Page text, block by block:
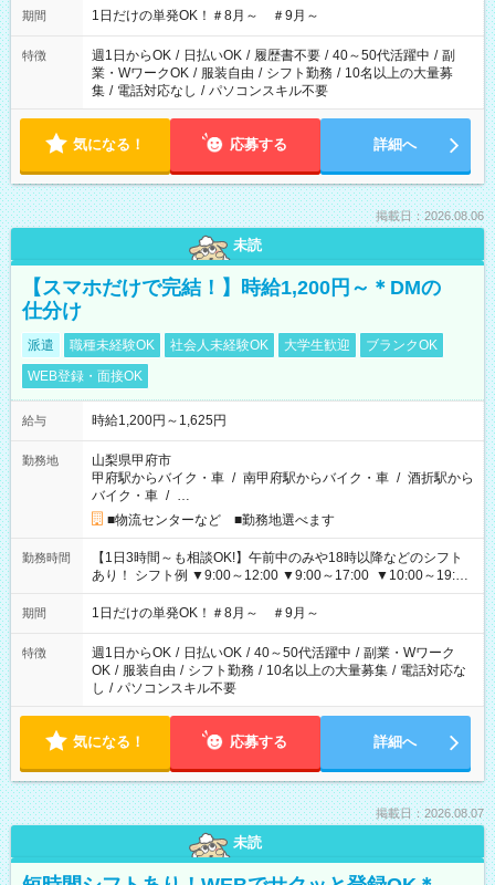
期間 1日だけの単発OK！＃8月～ ＃9月～
特徴 週1日からOK / 日払いOK / 履歴書不要 / 40～50代活躍中 / 副
業・WワークOK / 服装自由 / シフト勤務 / 10名以上の大量募
集 / 電話対応なし / パソコンスキル不要
気になる！ 応募する 詳細へ
掲載日：2026.08.06
未読
【スマホだけで完結！】時給1,200円～＊DMの
仕分け
派遣 職種未経験OK 社会人未経験OK 大学生歓迎
ブランクOK
WEB登録・面接OK
給与 時給1,200円～1,625円
勤務地
山梨県甲府市
甲府駅からバイク・車 / 南甲府駅からバイク・車 / 酒折駅から
バイク・車 / …
■物流センターなど ■勤務地選べます
勤務時間
【1日3時間～も相談OK!】午前中のみや18時以降などのシフト
あり！ シフト例 ▼9:00～12:00 ▼9:00～17:00 ▼10:00～19:00
▼18:00～21:00
期間 1日だけの単発OK！＃8月～ ＃9月～
特徴 週1日からOK / 日払いOK / 40～50代活躍中 / 副業・Wワーク
OK / 服装自由 / シフト勤務 / 10名以上の大量募集 / 電話対応な
し / パソコンスキル不要
気になる！ 応募する 詳細へ
掲載日：2026.08.07
未読